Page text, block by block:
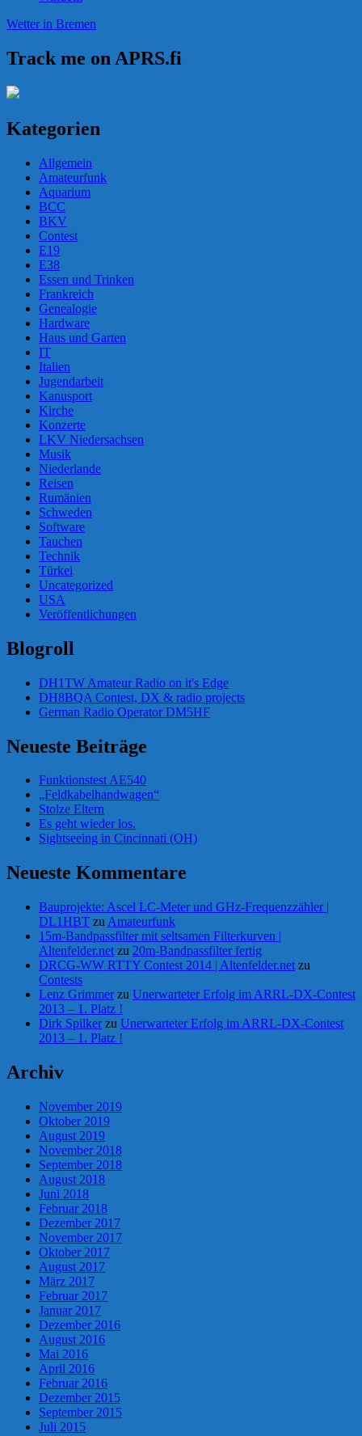
Wetter in Bremen
Track me on APRS.fi
Kategorien
Allgemein
Amateurfunk
Aquarium
BCC
BKV
Contest
E19
E38
Essen und Trinken
Frankreich
Genealogie
Hardware
Haus und Garten
IT
Italien
Jugendarbeit
Kanusport
Kirche
Konzerte
LKV Niedersachsen
Musik
Niederlande
Reisen
Rumänien
Schweden
Software
Tauchen
Technik
Türkei
Uncategorized
USA
Veröffentlichungen
Blogroll
DH1TW Amateur Radio on it's Edge
DH8BQA Contest, DX & radio projects
German Radio Operator DM5HF
Neueste Beiträge
Funktionstest AE540
„Feldkabelhandwagen“
Stolze Eltern
Es geht wieder los.
Sightseeing in Cincinnati (OH)
Neueste Kommentare
Bauprojekte: Ascel LC-Meter und GHz-Frequenzzähler |
DL1HBT zu Amateurfunk
15m-Bandpassfilter mit seltsamen Filterkurven |
Altenfelder.net zu 20m-Bandpassfilter fertig
DRCG-WW RTTY Contest 2014 | Altenfelder.net zu
Contests
Lenz Grimmer zu Unerwarteter Erfolg im ARRL-DX-Contest
2013 – 1. Platz !
Dirk Spilker zu Unerwarteter Erfolg im ARRL-DX-Contest
2013 – 1. Platz !
Archiv
November 2019
Oktober 2019
August 2019
November 2018
September 2018
August 2018
Juni 2018
Februar 2018
Dezember 2017
November 2017
Oktober 2017
August 2017
März 2017
Februar 2017
Januar 2017
Dezember 2016
August 2016
Mai 2016
April 2016
Februar 2016
Dezember 2015
September 2015
Juli 2015